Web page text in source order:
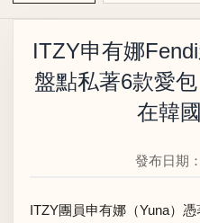
ITZY申有娜
盤點私著6款愛包
在韓
發布日期
ITZY團員申有娜（Yuna）